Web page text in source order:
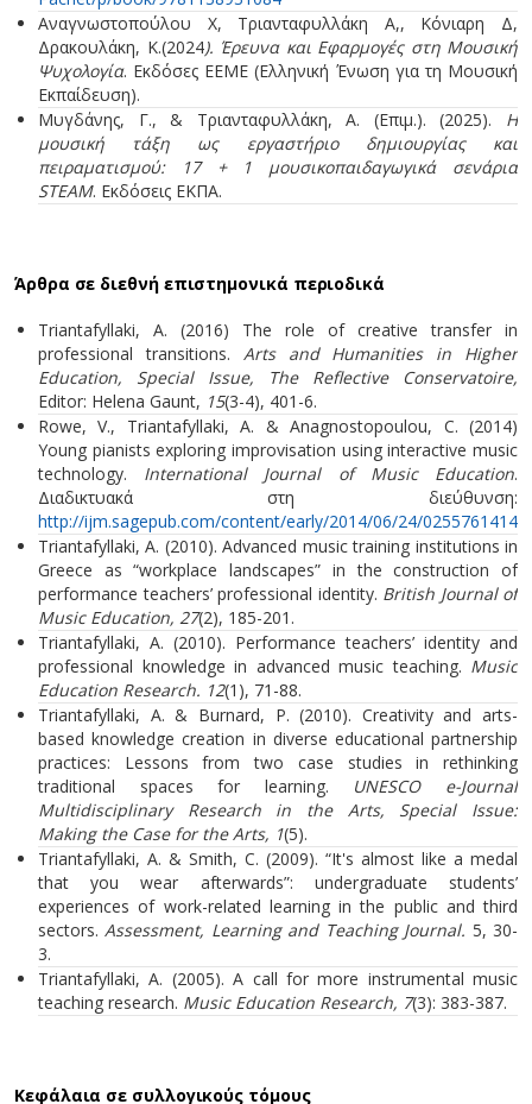
Αναγνωστοπούλου Χ, Τριανταφυλλάκη Α,, Κόνιαρη Δ,
Δρακουλάκη, Κ.(2024). Έρευνα και Εφαρμογές στη Μουσική
Ψυχολογία. Εκδόσες ΕΕΜΕ (Ελληνική Ένωση για τη Μουσική
Εκπαίδευση).
Μυγδάνης, Γ., & Τριανταφυλλάκη, Α. (Επιμ.). (2025). Η
μουσική τάξη ως εργαστήριο δημιουργίας και
πειραματισμού: 17 + 1 μουσικοπαιδαγωγικά σενάρια
STEAM. Εκδόσεις ΕΚΠΑ.
Άρθρα σε διεθνή επιστημονικά περιοδικά
Triantafyllaki, A. (2016) The role of creative transfer in
professional transitions. Arts and Humanities in Higher
Education, Special Issue, The Reflective Conservatoire,
Editor: Helena Gaunt, 15(3-4), 401-6.
Rowe, V., Triantafyllaki, A. & Anagnostopoulou, C. (2014)
Young pianists exploring improvisation using interactive music
technology. International Journal of Music Education.
Διαδικτυακά στη διεύθυνση:
http://ijm.sagepub.com/content/early/2014/06/24/
Triantafyllaki, A. (2010). Advanced music training institutions in
Greece as “workplace landscapes” in the construction of
performance teachers’ professional identity. British Journal of
Music Education, 27(2), 185-201.
Triantafyllaki, A. (2010). Performance teachers’ identity and
professional knowledge in advanced music teaching. Music
Education Research. 12(1), 71-88.
Triantafyllaki, A. & Burnard, P. (2010). Creativity and arts-
based knowledge creation in diverse educational partnership
practices: Lessons from two case studies in rethinking
traditional spaces for learning. UNESCO e-Journal
Multidisciplinary Research in the Arts, Special Issue:
Making the Case for the Arts, 1(5).
Triantafyllaki, A. & Smith, C. (2009). “It's almost like a medal
that you wear afterwards”: undergraduate students’
experiences of work-related learning in the public and third
sectors.Assessment, Learning and Teaching Journal. 5, 30-
3.
Triantafyllaki, A. (2005). A call for more instrumental music
teaching research. Music Education Research, 7(3): 383-387.
Κεφάλαια σε συλλογικούς τόμους